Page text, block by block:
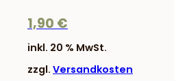
1,90 €
inkl. 20 % MwSt.
zzgl. Versandkosten